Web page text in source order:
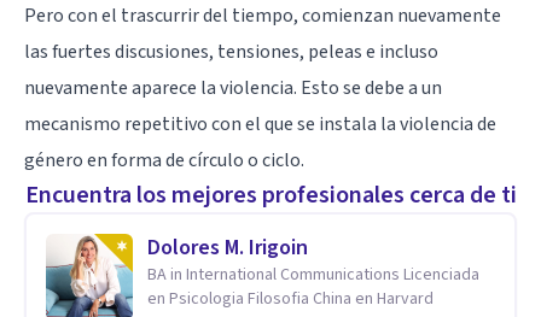
Pero con el trascurrir del tiempo, comienzan nuevamente
las fuertes discusiones, tensiones, peleas e incluso
nuevamente aparece la violencia. Esto se debe a un
mecanismo repetitivo con el que se instala la violencia de
género en forma de círculo o ciclo.
Encuentra los mejores profesionales cerca de ti
Dolores M. Irigoin
BA in International Communications Licenciada
en Psicologia Filosofia China en Harvard